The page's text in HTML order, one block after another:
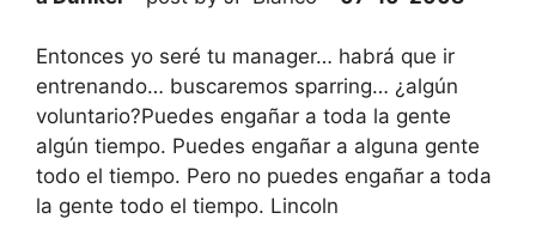
Entonces yo seré tu manager… habrá que ir
entrenando… buscaremos sparring… ¿algún
voluntario?Puedes engañar a toda la gente
algún tiempo. Puedes engañar a alguna gente
todo el tiempo. Pero no puedes engañar a toda
la gente todo el tiempo. Lincoln